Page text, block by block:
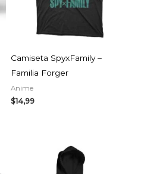
Camiseta SpyxFamily –
Familia Forger
Anime
$14,99